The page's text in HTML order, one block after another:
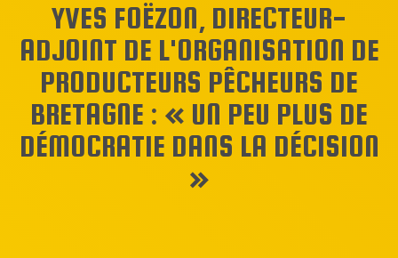
YVES FOËZON, DIRECTEUR-
ADJOINT DE L'ORGANISATION DE
PRODUCTEURS PÊCHEURS DE
BRETAGNE : « UN PEU PLUS DE
DÉMOCRATIE DANS LA DÉCISION
»